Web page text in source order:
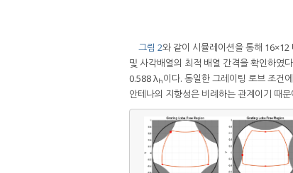
그림 2와 같이 시뮬레이션을 통해
및 사각배열의 최적 배열 간격을 확인하였
0.588 λh이다. 동일한 그레이팅 로브 조건
안테나의 지향성은 비례하는 관계이기 때